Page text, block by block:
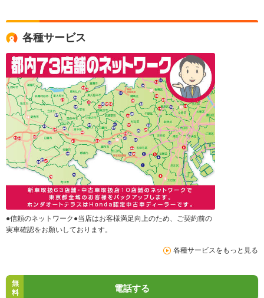
各種サービス
●信頼のネットワーク●当店はお客様満足向上のため、ご契約前の
実車確認をお願いしております。
各種サービスをもっと見る
無
料
電話する